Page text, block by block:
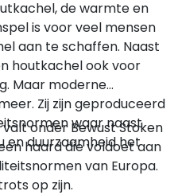
de warmte en
is voor veel mensen
aan te schaffen. Naast
houtkachel ook voor
Maar moderne
Zij zijn geproduceerd
waar naast
en duurzaamheid het
onder Bewust Stoken
haard die voldoet aan
van Europa.
op zijn.